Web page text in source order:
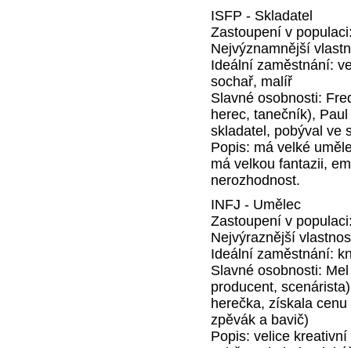
ISFP - Skladatel
Zastoupení v
Nejvýznamnější
Ideální zaměstnání:
sochař, malíř
Slavné osobnosti:
herec, tanečník),
skladatel, pobýval ve
Popis: má velké
má velkou fantazii,
nerozhodnost.
INFJ - Umělec
Zastoupení v
Nejvýraznější
Ideální zaměstnání:
Slavné osobnosti:
producent,
herečka, získala
zpěvák a bavič)
Popis: velice